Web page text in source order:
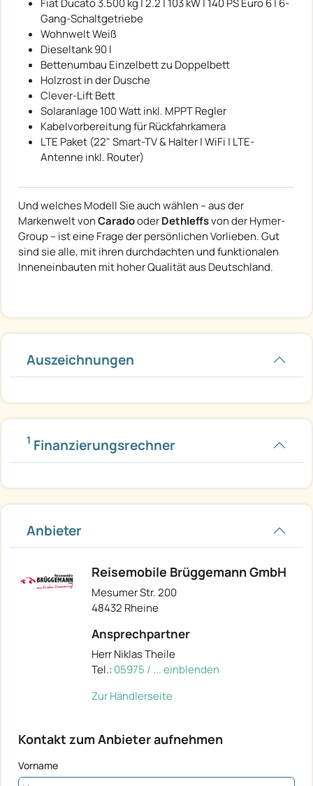
Gang-Schaltgetriebe
Wohnwelt Weiß
Dieseltank 90 l
Bettenumbau Einzelbett zu Doppelbett
Holzrost in der Dusche
Clever-Lift Bett
Solaranlage 100 Watt inkl. MPPT Regler
Kabelvorbereitung für Rückfahrkamera
LTE Paket (22" Smart-TV & Halter | WiFi | LTE-
Antenne inkl. Router)
Und welches Modell Sie auch wählen – aus der
Markenwelt vonCaradooderDethleffsvon der Hymer-
Group – ist eine Frage der persönlichen Vorlieben. Gut
sind sie alle, mit ihren durchdachten und funktionalen
Inneneinbauten mit hoher Qualität aus Deutschland.
Auszeichnungen
1 Finanzierungsrechner
Anbieter
Reisemobile Brüggemann GmbH
Mesumer Str. 200
48432 Rheine
Ansprechpartner
Herr Niklas Theile
Tel.: 05975 / ... einblenden
Zur Händlerseite
Kontakt zum Anbieter aufnehmen
Vorname